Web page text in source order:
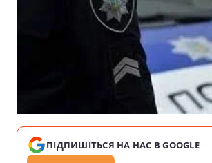
ПІДПИШІТЬСЯ НА НАС В GOOGLE